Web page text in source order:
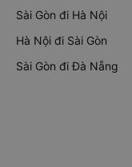
Sài Gòn đi Hà Nội
Hà Nội đi Sài Gòn
Sài Gòn đi Đà Nẵng